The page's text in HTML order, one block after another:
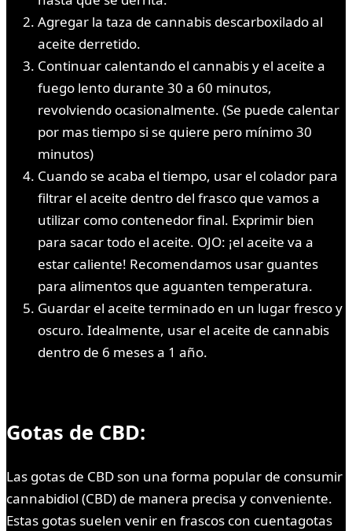
Agregar la taza de cannabis descarboxilado al
aceite derretido.
Continuar calentando el cannabis y el aceite a
fuego lento durante 30 a 60 minutos,
revolviendo ocasionalmente. (Se puede calentar
por mas tiempo si se quiere pero mínimo 30
minutos)
Cuando se acaba el tiempo, usar el colador para
filtrar el aceite dentro del frasco que vamos a
utilizar como contenedor final. Exprimir bien
para sacar todo el aceite. OJO: ¡el aceite va a
estar caliente! Recomendamos usar guantes
para alimentos que aguanten temperatura.
Guardar el aceite terminado en un lugar fresco y
oscuro. Idealmente, usar el aceite de cannabis
dentro de 6 meses a 1 año.
Gotas de CBD:
Las gotas de CBD son una forma popular de consumir
cannabidiol (CBD) de manera precisa y conveniente.
Estas gotas suelen venir en frascos con cuentagotas